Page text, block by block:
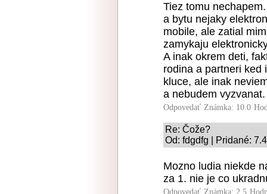
Tiez tomu
a bytu nejaky
mobile, ale zatial
zamykaju
A inak okrem deti,
rodina a partneri ked
kluce, ale inak
a nebudem vyzvanat.
Odpovedať Známka: 10.0
Re: Čože?
Od: fdgdfg | Pridané:
Mozno ludia niekde
za 1. nie je co
Odpovedať Známka: 2.5